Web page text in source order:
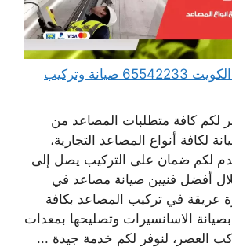
صيانة مصاعد في الكويت 65542233 صيانة وتركيب
لكم كافة متطلبات المصاعد من
لكافة أنواع المصاعد التجارية،
لكم ضمان على التركيب يصل إلى
أفضل فنيين صيانة مصاعد في
عريقة في تركيب المصاعد بكافة
الاسانسيرات وتصليحها بمعدات
العصر، لنوفر لكم خدمة جيدة ...